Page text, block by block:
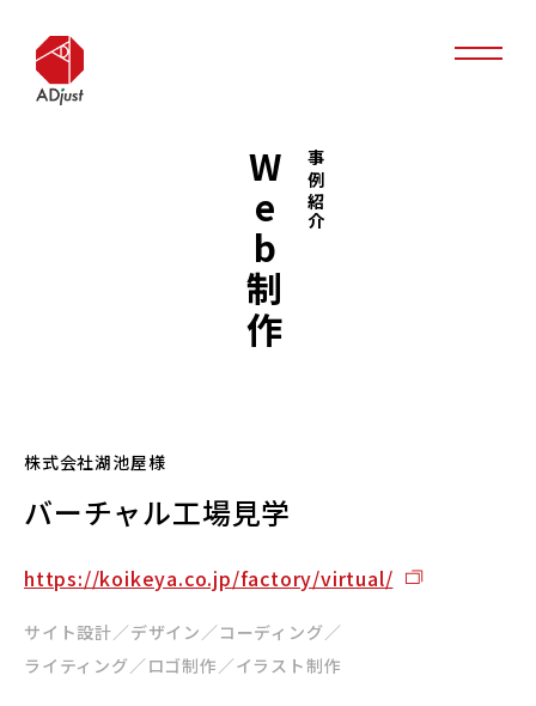
事例紹介
Web制作
株式会社湖池屋様
バーチャル工場見学
https://koikeya.co.jp/factory/virtual/
サイト設計／デザイン／コーディング／
ライティング／ロゴ制作／イラスト制作